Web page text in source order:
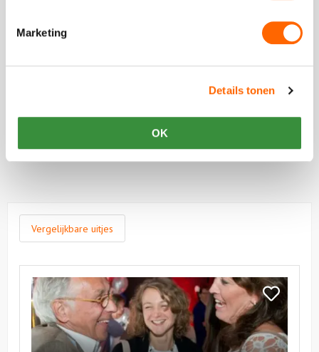
Marketing
Details tonen
OK
Plaats een review
Vergelijkbare uitjes
Bekijk
|
Puur*
Dagprogramma
Puur*
Teambuilding